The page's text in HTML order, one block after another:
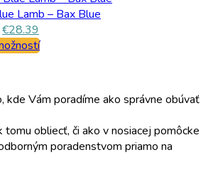
Lamb – Bax Blue
€28.39
kde Vám poradíme ako správne obúvať
tomu obliecť, či ako v nosiacej pomôcke
poradenstvom priamo na